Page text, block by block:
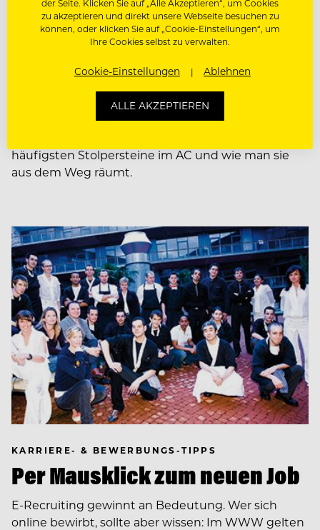
KARRIERE- & BEWERBUNGS-TIPPS
Goldes wert in der Auslese
Präsentieren Sie sich beim Assessment-Center als
häufigsten Stolpersteine im AC und wie man sie
aus dem Weg räumt.
KARRIERE- & BEWERBUNGS-TIPPS
Per Mausklick zum neuen Job
E-Recruiting gewinnt an Bedeutung. Wer sich
online bewirbt, sollte aber wissen: Im WWW gelten
der Seite. Klicken Sie auf „Alle Akzeptieren“, um Cookies
zu akzeptieren und direkt unsere Webseite besuchen zu
können, oder klicken Sie auf „Cookie-Einstellungen“, um
Ihre Cookies selbst zu verwalten.
Cookie-Einstellungen Ablehnen
ALLE AKZEPTIEREN